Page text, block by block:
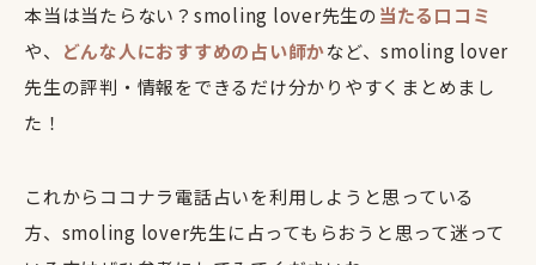
本当は当たらない？smoling lover先生の当たる口コミ
や、
どんな人におすすめの占い師かなど、smoling lover
先生の評判・情報をできるだけ分かりやすくまとめまし
た！
これからココナラ電話占いを利用しようと思っている
方、smoling lover先生に占ってもらおうと思って迷って